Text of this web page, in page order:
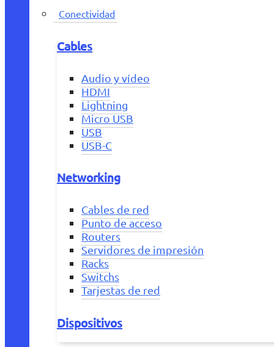
Conectividad
Cables
Audio y vídeo
HDMI
Lightning
Micro USB
USB
USB-C
Networking
Cables de red
Punto de acceso
Routers
Servidores de impresión
Racks
Switchs
Tarjestas de red
Dispositivos